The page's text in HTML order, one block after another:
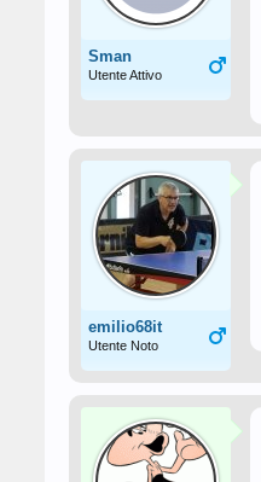
Sman
Utente Attivo
emilio68it
Utente Noto